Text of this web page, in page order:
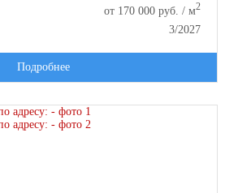
от 170 000 руб. / м2
3/2027
Подробнее